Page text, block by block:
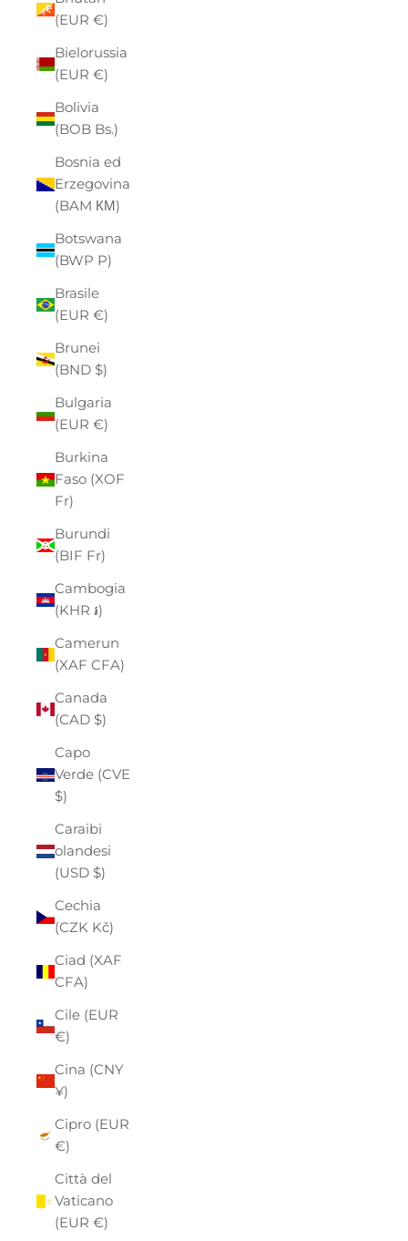
(EUR €)
Bielorussia
(EUR €)
Bolivia
(BOB Bs.)
Bosnia ed
Erzegovina
(BAM КМ)
Botswana
(BWP P)
Brasile
(EUR €)
Brunei
(BND $)
Bulgaria
(EUR €)
Burkina
Faso (XOF
Fr)
Burundi
(BIF Fr)
Cambogia
(KHR ៛)
Camerun
(XAF CFA)
Canada
(CAD $)
Capo
Verde (CVE
$)
Caraibi
olandesi
(USD $)
Cechia
(CZK Kč)
Ciad (XAF
CFA)
Cile (EUR
€)
Cina (CNY
¥)
Cipro (EUR
€)
Città del
Vaticano
(EUR €)